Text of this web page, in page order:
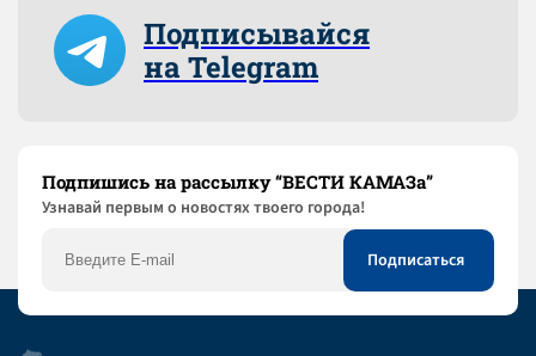
Подписывайся
на Telegram
Подпишись на рассылку “ВЕСТИ КАМАЗа”
Узнaвай первым о новостях твоего города!